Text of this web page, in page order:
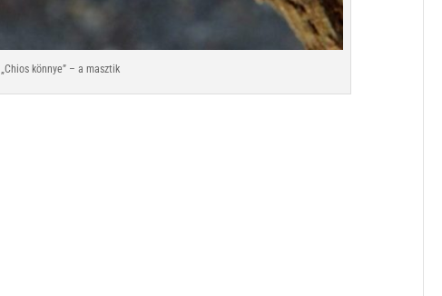
„Chios könnye” – a masztik